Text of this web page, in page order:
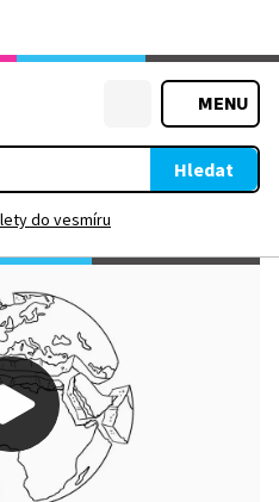
MENU
Hledat
lety do vesmíru